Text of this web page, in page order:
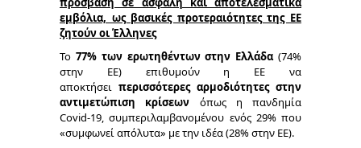
εμβόλια, ως βασικές προτεραιότητες της ΕΕ
ζητούν οι Έλληνες
Το 77% των ερωτηθέντων στην Ελλάδα(74%
στην ΕΕ) επιθυμούν η ΕΕ να
αποκτήσει περισσότερες αρμοδιότητες στην
αντιμετώπιση κρίσεων όπως η πανδημία
Covid-19, συμπεριλαμβανομένου ενός 29% που
«συμφωνεί απόλυτα» με την ιδέα (28% στην ΕΕ).